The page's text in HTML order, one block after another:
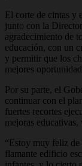
El corte de cintas y
junto con la
agradecimiento de
educación, con un
y permitir que los
mejores
Por su parte, el
continuar con el
fuertes recortes
mejoras
“Estoy muy feliz de
flamante edificio